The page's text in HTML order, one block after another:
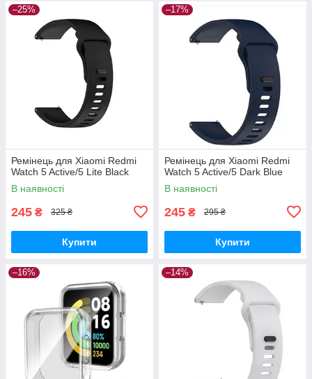
–25%
Ремінець для Xiaomi Redmi
Watch 5 Active/5 Lite Black
В наявності
245 ₴ 325 ₴
Купити
–17%
Ремінець для Xiaomi Redmi
Watch 5 Active/5 Dark Blue
В наявності
245 ₴ 295 ₴
Купити
–16% –14%